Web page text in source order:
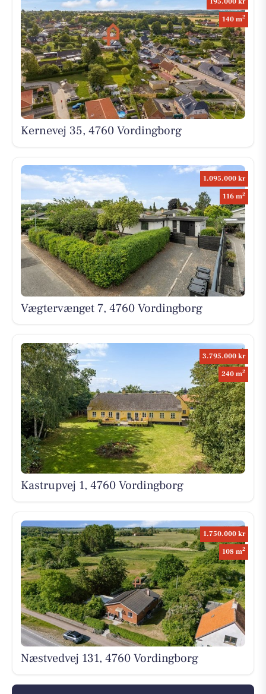
140 m2
Kernevej 35, 4760 Vordingborg
1.095.000 kr
116 m2
Vægtervænget 7, 4760 Vordingborg
3.795.000 kr
240 m2
Kastrupvej 1, 4760 Vordingborg
1.750.000 kr
108 m2
Næstvedvej 131, 4760 Vordingborg